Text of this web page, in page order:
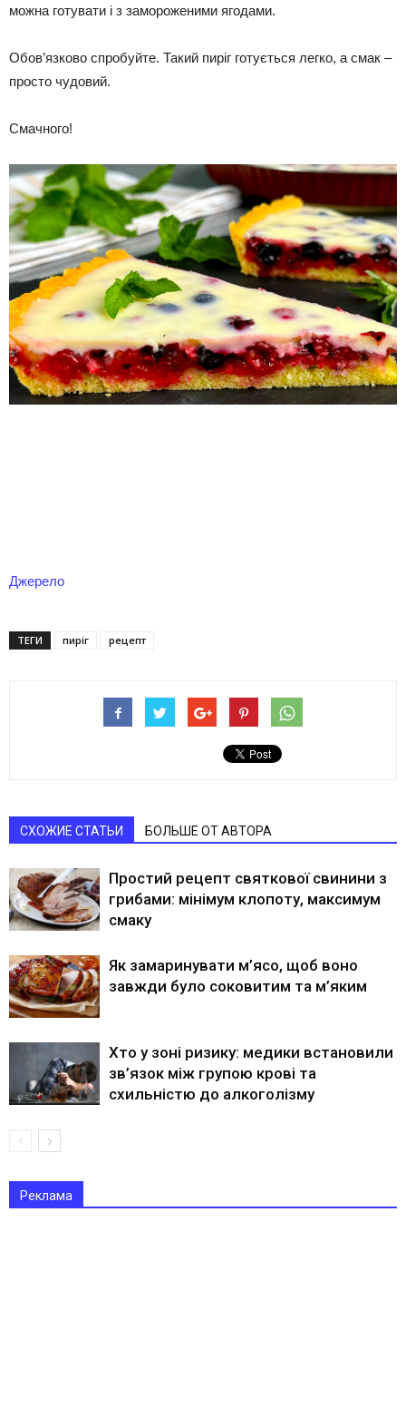
можна готувати і з замороженими ягодами.
Обов’язково спробуйте. Такий пиріг готується легко, а смак –
просто чудовий.
Смачного!
Джерело
ТЕГИ пиріг рецепт
СХОЖИЕ СТАТЬИ БОЛЬШЕ ОТ АВТОРА
Простий рецепт святкової свинини з
грибами: мінімум клопоту, максимум
смаку
Як замаринувати м’ясо, щоб воно
завжди було соковитим та м’яким
Хто у зоні ризику: медики встановили
зв’язок між групою крові та
схильністю до алкоголізму
Реклама